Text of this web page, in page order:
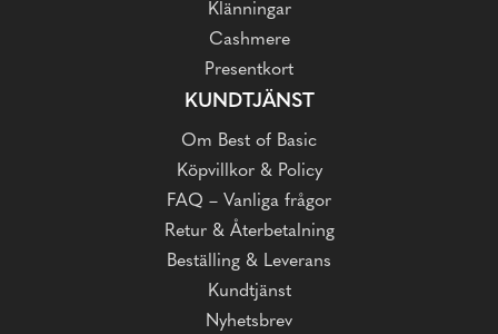
Klänningar
Cashmere
Presentkort
KUNDTJÄNST
Om Best of Basic
Köpvillkor & Policy
FAQ – Vanliga frågor
Retur & Återbetalning
Beställing & Leverans
Kundtjänst
Nyhetsbrev